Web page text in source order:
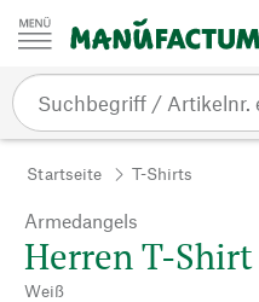
Zum Inhalt springen
Startseite T-Shirts
Armedangels
Herren T-
Weiß